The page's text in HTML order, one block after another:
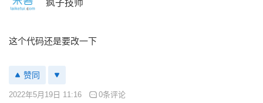
疯子技师
这个代码还是要改一下
赞同
2022年5月19日 11:16 0条评论